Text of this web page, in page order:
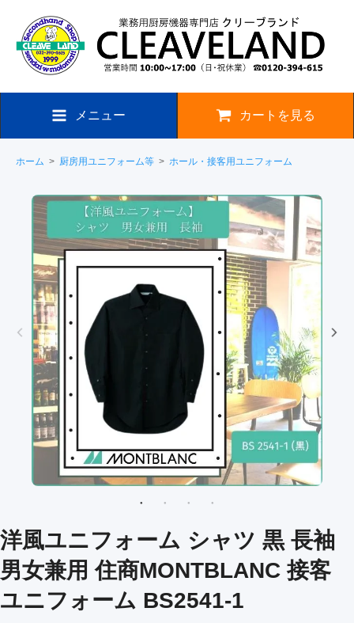
メニュー カートを見る
ホーム > 厨房用ユニフォーム等 > ホール・接客用ユニフォーム
洋風ユニフォーム シャツ 黒 長袖
男女兼用 住商MONTBLANC 接客
ユニフォーム BS2541-1